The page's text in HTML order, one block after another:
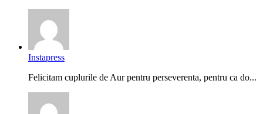
Instapress
Felicitam cuplurile de Aur pentru perseverenta, pentru ca do...